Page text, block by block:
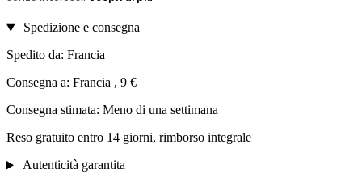
Spedizione e consegna
Spedito da: Francia
Consegna a: Francia , 9 €
Consegna stimata: Meno di una settimana
Reso gratuito entro 14 giorni, rimborso integrale
Autenticità garantita